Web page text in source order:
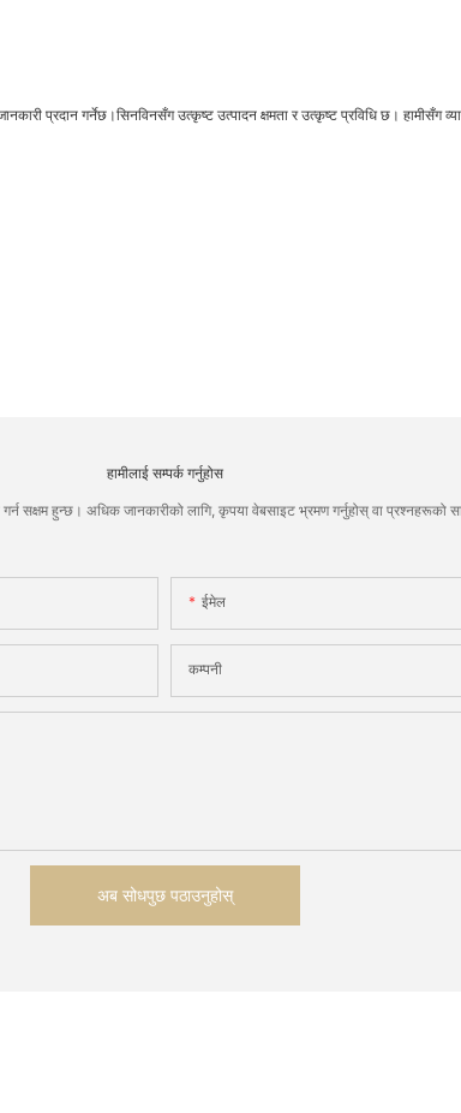
प्रदान गर्नेछ।सिनविनसँग उत्कृष्ट उत्पादन क्षमता र उत्कृष्ट प्रविधि छ। हामीसँग
हामीलाई सम्पर्क गर्नुहोस
सक्षम हुन्छ। अधिक जानकारीको लागि, कृपया वेबसाइट भ्रमण गर्नुहोस् वा प्रश्नहरूको
ईमेल
कम्पनी
अब सोधपुछ पठाउनुहोस्